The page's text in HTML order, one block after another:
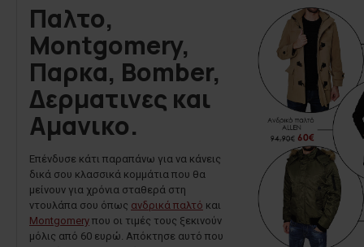
Παλτο,
Montgomery,
Παρκα, Bomber,
Δερματινες και
Αμανικο.
Επένδυσε κάτι παραπάνω για να κάνεις
δικά σου κλασσικά κομμάτια που θα
μείνουν για χρόνια σταθερά στη
ντουλάπα σου όπως ανδρικά παλτό και
Montgomery που οι τιμές τους ξεκινούν
μόλις από 60 ευρώ. Απόκτησε αυτό που